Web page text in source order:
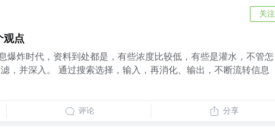
关注
观点
爆炸时代，资料到处都是，有些浓度比较低，有些是灌水，不管怎
，并深入。 通过搜索选择，输入，再消化、输出，不断流转信息
评论 分享